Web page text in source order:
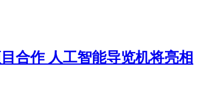
合作 人工智能导览机将亮相